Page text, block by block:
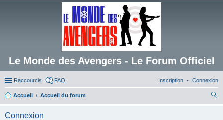
Le Monde des Avengers - Le Forum Officiel
Raccourcis FAQ Connexion
Inscription
Accueil
Accueil du forum
Connexion